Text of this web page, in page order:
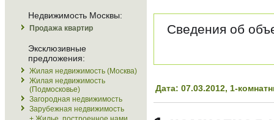
Недвижимость Москвы:
Продажа квартир
Эксклюзивные
предложения:
Жилая недвижимость (Москва)
Жилая недвижимость
(Подмосковье)
Загородная недвижимость
Зарубежная недвижимость
Сведения об
Дата: 07.03.2012, 1-